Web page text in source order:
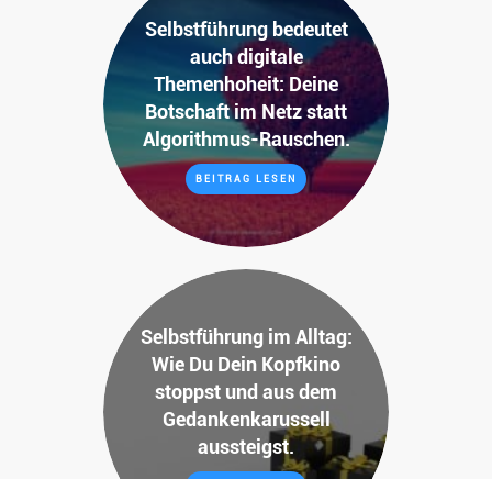
Selbstführung bedeutet
auch digitale
Themenhoheit: Deine
Botschaft im Netz statt
Algorithmus-Rauschen.
BEITRAG LESEN
Selbstführung im Alltag:
Wie Du Dein Kopfkino
stoppst und aus dem
Gedankenkarussell
aussteigst.